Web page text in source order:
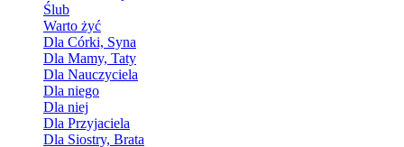
Ślub
Warto żyć
Dla Córki, Syna
Dla Mamy, Taty
Dla Nauczyciela
Dla niego
Dla niej
Dla Przyjaciela
Dla Siostry, Brata